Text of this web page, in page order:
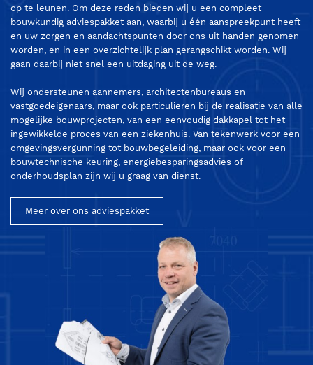
op te leunen. Om deze reden bieden wij u een compleet
bouwkundig adviespakket aan, waarbij u één aanspreekpunt heeft
en uw zorgen en aandachtspunten door ons uit handen genomen
worden, en in een overzichtelijk plan gerangschikt worden. Wij
gaan daarbij niet snel een uitdaging uit de weg.
Wij ondersteunen aannemers, architectenbureaus en
vastgoedeigenaars, maar ook particulieren bij de realisatie van alle
mogelijke bouwprojecten, van een eenvoudig dakkapel tot het
ingewikkelde proces van een ziekenhuis. Van tekenwerk voor een
omgevingsvergunning tot bouwbegeleiding, maar ook voor een
bouwtechnische keuring, energiebesparingsadvies of
onderhoudsplan zijn wij u graag van dienst.
Meer over ons adviespakket